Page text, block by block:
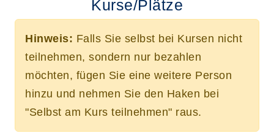
Kurse/Plätze
Hinweis: Falls Sie selbst bei Kursen nicht
teilnehmen, sondern nur bezahlen
möchten, fügen Sie eine weitere Person
hinzu und nehmen Sie den Haken bei
"Selbst am Kurs teilnehmen" raus.